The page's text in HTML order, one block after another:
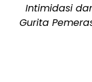
Intimidasi
Gurita